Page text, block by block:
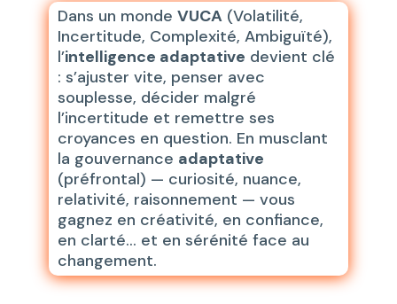
Dans un monde VUCA(Volatilité,
Incertitude, Complexité, Ambiguïté),
l’intelligence adaptative devient clé
: s’ajuster vite, penser avec
souplesse, décider malgré
l’incertitude et remettre ses
croyances en question. En musclant
la gouvernance adaptative
(préfrontal) — curiosité, nuance,
relativité, raisonnement — vous
gagnez en créativité, en confiance,
en clarté… et en sérénité face au
changement.